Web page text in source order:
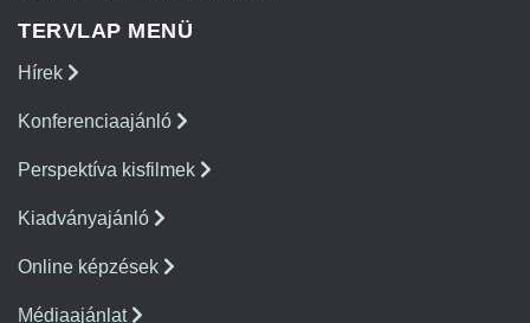
TERVLAP MENÜ
Hírek
Konferenciaajánló
Perspektíva kisfilmek
Kiadványajánló
Online képzések
Médiaajánlat